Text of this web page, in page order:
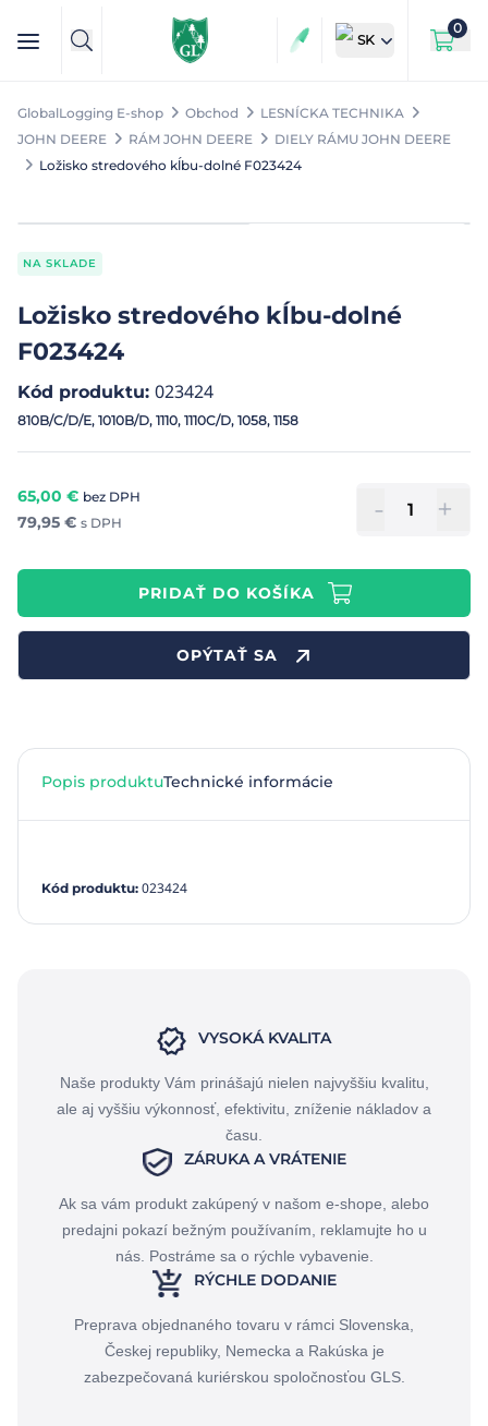
SK
0
GlobalLogging E-shop Obchod
LESNÍCKA TECHNIKA
JOHN DEERE
RÁM JOHN DEERE
DIELY RÁMU JOHN DEERE
Ložisko stredového kĺbu-dolné F023424
NA SKLADE
Ložisko stredového kĺbu-dolné
F023424
Kód produktu: 023424
810B/C/D/E, 1010B/D, 1110, 1110C/D, 1058, 1158
65,00 € bez DPH
79,95 € s DPH - +
PRIDAŤ DO KOŠÍKA
OPÝTAŤ SA
Popis produktuTechnické informácie
Kód produktu: 023424
VYSOKÁ KVALITA
Naše produkty Vám prinášajú nielen najvyššiu kvalitu,
ale aj vyššiu výkonnosť, efektivitu, zníženie nákladov a
času.
ZÁRUKA A VRÁTENIE
Ak sa vám produkt zakúpený v našom e-shope, alebo
predajni pokazí bežným používaním, reklamujte ho u
nás. Postráme sa o rýchle vybavenie.
RÝCHLE DODANIE
Preprava objednaného tovaru v rámci Slovenska,
Českej republiky, Nemecka a Rakúska je
zabezpečovaná kuriérskou spoločnosťou GLS.